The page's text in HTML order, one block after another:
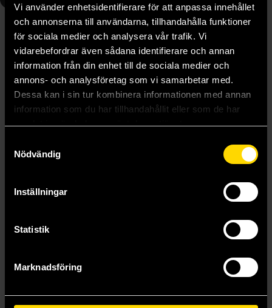
Vi använder enhetsidentifierare för att anpassa innehållet
och annonserna till användarna, tillhandahålla funktioner
för sociala medier och analysera vår trafik. Vi
vidarebefordrar även sådana identifierare och annan
information från din enhet till de sociala medier och
annons- och analysföretag som vi samarbetar med.
Dessa kan i sin tur kombinera informationen med annan
information som du har tillhandahållit eller som de har
samlat in när du har använt deras tjänster.
Nödvändig
Inställningar
Statistik
Marknadsföring
The Fury of the Gods
179 kr
Beställ
Visa alla delar och format